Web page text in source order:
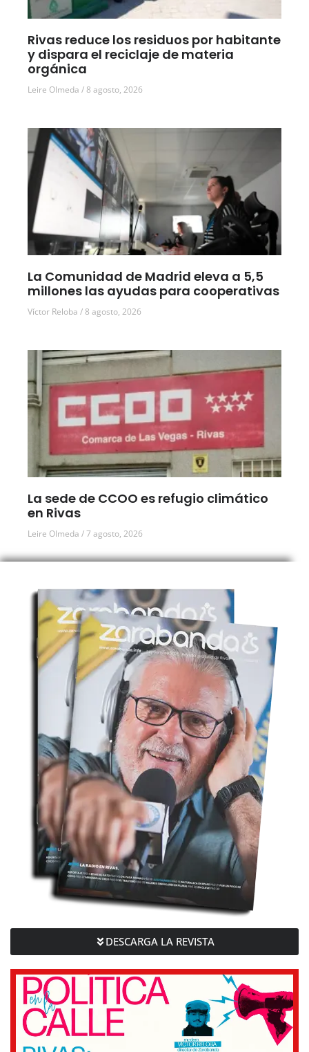
Rivas reduce los residuos por habitante
y dispara el reciclaje de materia
orgánica
Leire Olmeda 8 agosto, 2026
La Comunidad de Madrid eleva a 5,5
millones las ayudas para cooperativas
Víctor Reloba 8 agosto, 2026
La sede de CCOO es refugio climático
en Rivas
Leire Olmeda 7 agosto, 2026
DESCARGA LA REVISTA